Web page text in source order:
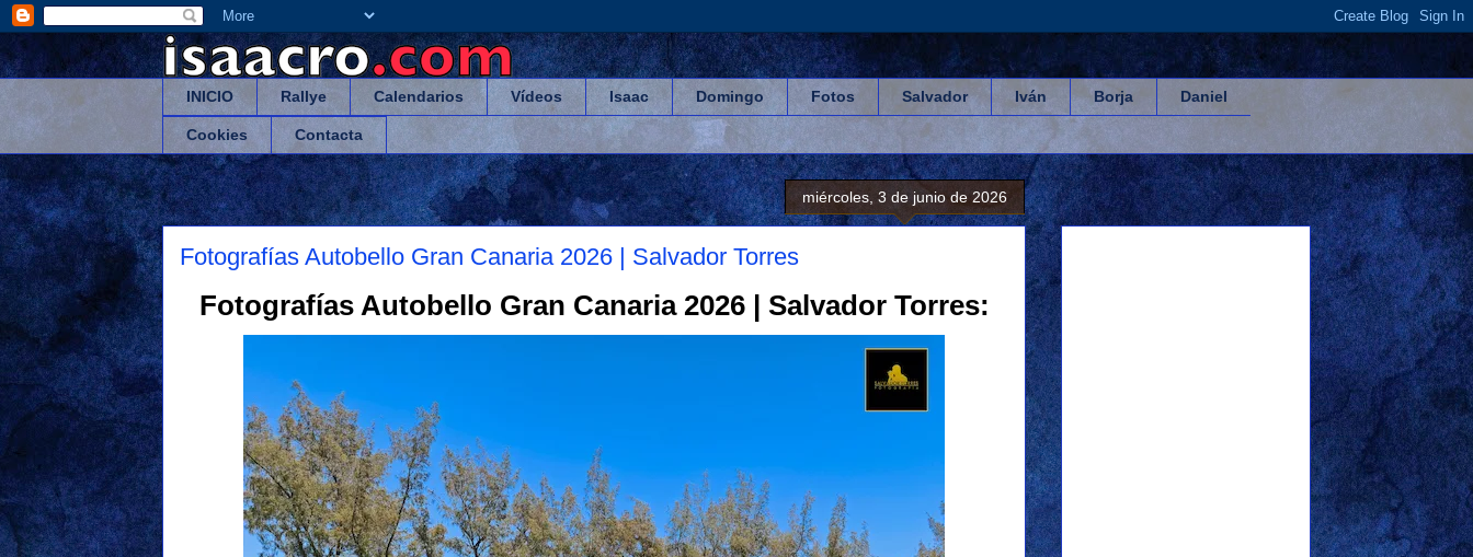
INICIO Rallye Calendarios Vídeos Isaac Domingo Fotos Salvador Iván Borja Daniel
Cookies Contacta
miércoles, 3 de junio de 2026
Fotografías Autobello Gran Canaria 2026 | Salvador Torres
Fotografías Autobello Gran Canaria 2026 | Salvador Torres: